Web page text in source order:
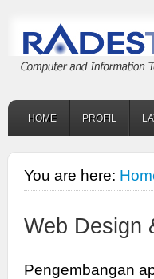
HOME PROFIL
You are here:
Web Design
Pengembangan